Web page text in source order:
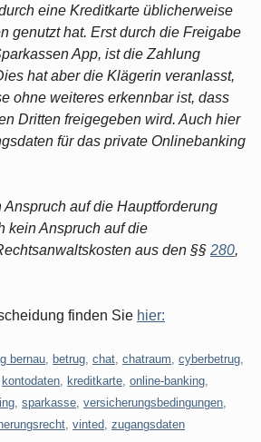
eine Kreditkarte üblicherweise
genutzt hat. Erst durch die Freigabe
App, ist die Zahlung
hat aber die Klägerin veranlasst,
ohne weiteres erkennbar ist, dass
Dritten freigegeben wird. Auch hier
für das private Onlinebanking
auf die Hauptforderung
kein Anspruch auf die
aus den §§ 280,
finden Sie hier:
bernau betrug chat chatraum cyberbetrug
kontodaten kreditkarte online-banking
sparkasse versicherungsbedingungen
vinted zugangsdaten